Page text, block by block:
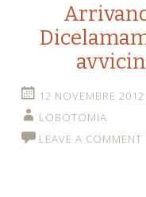
12 NOVEMBRE 2012
LOBOTOMIA
LEAVE A COMMENT